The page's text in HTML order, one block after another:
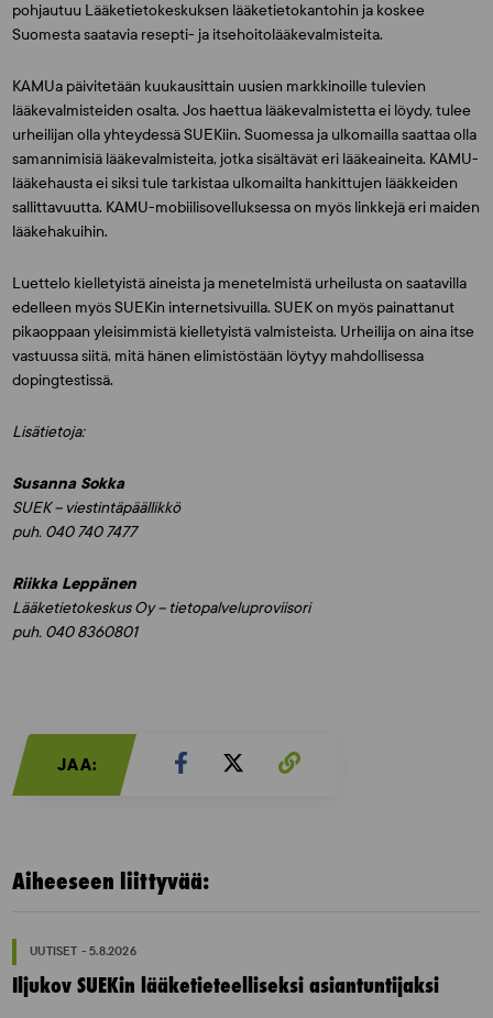
pohjautuu Lääketietokeskuksen lääketietokantohin ja koskee
Suomesta saatavia resepti- ja itsehoitolääkevalmisteita.
KAMUa päivitetään kuukausittain uusien markkinoille tulevien
lääkevalmisteiden osalta. Jos haettua lääkevalmistetta ei löydy, tulee
urheilijan olla yhteydessä SUEKiin. Suomessa ja ulkomailla saattaa olla
samannimisiä lääkevalmisteita, jotka sisältävät eri lääkeaineita. KAMU-
lääkehausta ei siksi tule tarkistaa ulkomailta hankittujen lääkkeiden
sallittavuutta. KAMU-mobiilisovelluksessa on myös linkkejä eri maiden
lääkehakuihin.
Luettelo kielletyistä aineista ja menetelmistä urheilusta on saatavilla
edelleen myös SUEKin internetsivuilla. SUEK on myös painattanut
pikaoppaan yleisimmistä kielletyistä valmisteista. Urheilija on aina itse
vastuussa siitä, mitä hänen elimistöstään löytyy mahdollisessa
dopingtestissä.
Lisätietoja:
Susanna Sokka
SUEK – viestintäpäällikkö
puh. 040 740 7477
Riikka Leppänen
Lääketietokeskus Oy – tietopalveluproviisori
puh. 040 8360801
JAA:
Aiheeseen liittyvää:
UUTISET - 5.8.2026
Iljukov SUEKin lääketieteelliseksi asiantuntijaksi